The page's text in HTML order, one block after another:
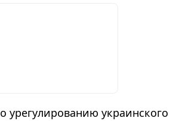
украинского